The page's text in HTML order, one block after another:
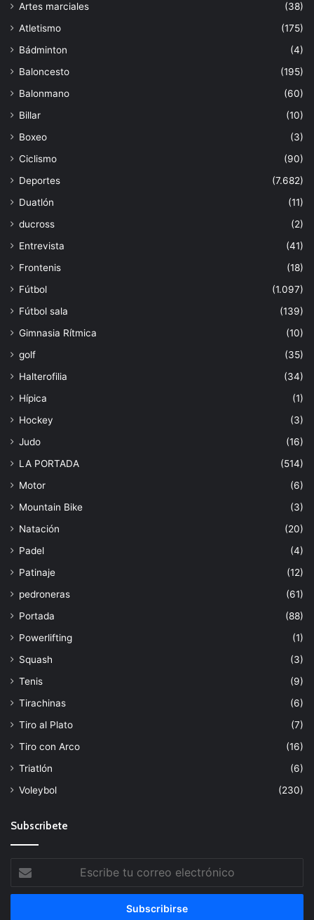
Artes marciales
(38)
Atletismo
(175)
Bádminton
(4)
Baloncesto
(195)
Balonmano
(60)
Billar
(10)
Boxeo
(3)
Ciclismo
(90)
Deportes
(7.682)
Duatlón
(11)
ducross
(2)
Entrevista
(41)
Frontenis
(18)
Fútbol
(1.097)
Fútbol sala
(139)
Gimnasia Rítmica
(10)
golf
(35)
Halterofilia
(34)
Hípica
(1)
Hockey
(3)
Judo
(16)
LA PORTADA
(514)
Motor
(6)
Mountain Bike
(3)
Natación
(20)
Padel
(4)
Patinaje
(12)
pedroneras
(61)
Portada
(88)
Powerlifting
(1)
Squash
(3)
Tenis
(9)
Tirachinas
(6)
Tiro al Plato
(7)
Tiro con Arco
(16)
Triatlón
(6)
Voleybol
(230)
Subscribete
Escribe
tu
correo